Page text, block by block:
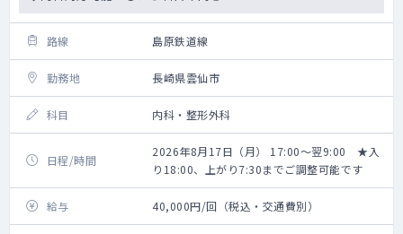
路線 島原鉄道線
勤務地 長崎県雲仙市
科目 内科・整形外科
日程/時間
2026年8月17日（月） 17:00～翌9:00 ★入
り18:00、上がり7:30までご調整可能です
給与 40,000円/回（税込・交通費別）